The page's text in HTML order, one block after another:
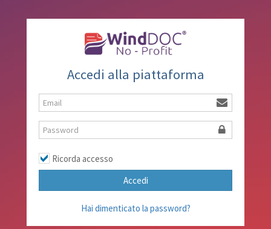
Accedi alla piattaforma
Ricorda accesso
Accedi
Hai dimenticato la password?